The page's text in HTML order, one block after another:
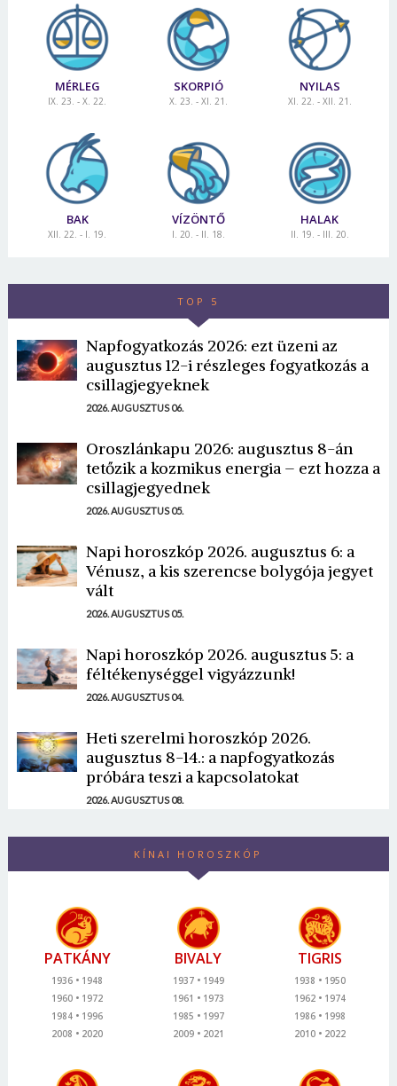
MÉRLEG
IX. 23. - X. 22.
SKORPIÓ
X. 23. - XI. 21.
NYILAS
XI. 22. - XII. 21.
BAK
XII. 22. - I. 19.
VÍZÖNTŐ
I. 20. - II. 18.
HALAK
II. 19. - III. 20.
TOP 5
Napfogyatkozás 2026: ezt üzeni az
augusztus 12-i részleges fogyatkozás a
csillagjegyeknek
2026. AUGUSZTUS 06.
Oroszlánkapu 2026: augusztus 8-án
tetőzik a kozmikus energia – ezt hozza a
csillagjegyednek
2026. AUGUSZTUS 05.
Napi horoszkóp 2026. augusztus 6: a
Vénusz, a kis szerencse bolygója jegyet
vált
2026. AUGUSZTUS 05.
Napi horoszkóp 2026. augusztus 5: a
féltékenységgel vigyázzunk!
2026. AUGUSZTUS 04.
Heti szerelmi horoszkóp 2026.
augusztus 8-14.: a napfogyatkozás
próbára teszi a kapcsolatokat
2026. AUGUSZTUS 08.
KÍNAI HOROSZKÓP
PATKÁNY
1936
1948
1960
1972
1984
1996
2008
2020
BIVALY
1937
1949
1961
1973
1985
1997
2009
2021
TIGRIS
1938
1950
1962
1974
1986
1998
2010
2022
Jelszó
Bejelentkezés